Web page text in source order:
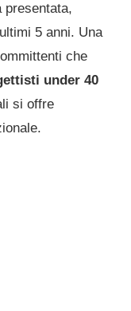
presentata,
5 anni. Una
che
under 40
si offre